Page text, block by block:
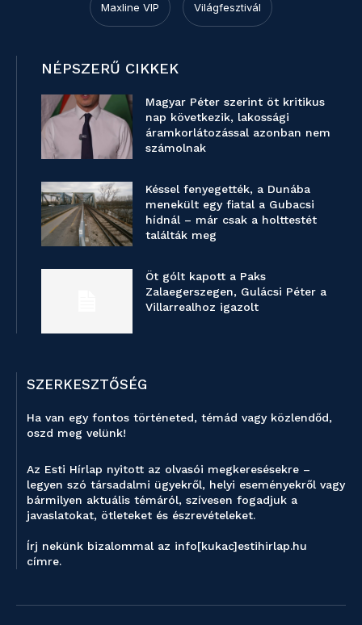
Maxline VIP Világfesztivál
NÉPSZERŰ CIKKEK
Magyar Péter szerint öt kritikus
nap következik, lakossági
áramkorlátozással azonban nem
számolnak
Késsel fenyegették, a Dunába
menekült egy fiatal a Gubacsi
hídnál – már csak a holttestét
találták meg
Öt gólt kapott a Paks
Zalaegerszegen, Gulácsi Péter a
Villarrealhoz igazolt
SZERKESZTŐSÉG
Ha van egy fontos történeted, témád vagy közlendőd,
oszd meg velünk!
Az Esti Hírlap nyitott az olvasói megkeresésekre –
legyen szó társadalmi ügyekről, helyi eseményekről vagy
bármilyen aktuális témáról, szívesen fogadjuk a
javaslatokat, ötleteket és észrevételeket.
Írj nekünk bizalommal az info[kukac]estihirlap.hu
címre.